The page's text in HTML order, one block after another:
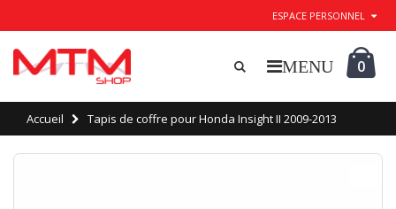
ESPACE PERSONNEL
0
Accueil Tapis de coffre pour Honda Insight II 2009-2013